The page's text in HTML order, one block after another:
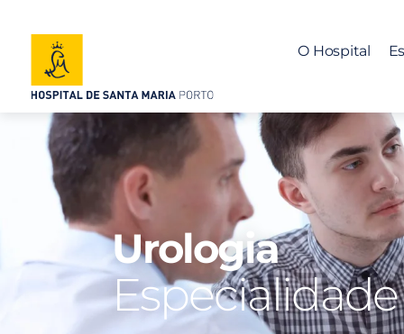
O Hospital
Urologia
Especialidade